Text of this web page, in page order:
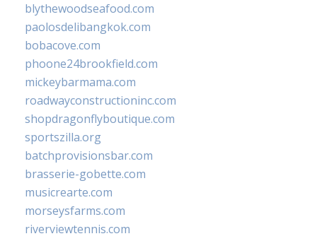
blythewoodseafood.com
paolosdelibangkok.com
bobacove.com
phoone24brookfield.com
mickeybarmama.com
roadwayconstructioninc.com
shopdragonflyboutique.com
sportszilla.org
batchprovisionsbar.com
brasserie-gobette.com
musicrearte.com
morseysfarms.com
riverviewtennis.com